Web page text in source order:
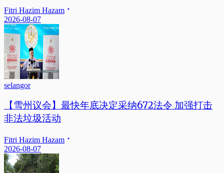
Fitri Hazim Hazam
2026-08-07
selangor
【雪州议会】最快年底决定采纳672法令 加强打击
非法垃圾活动
Fitri Hazim Hazam
2026-08-07